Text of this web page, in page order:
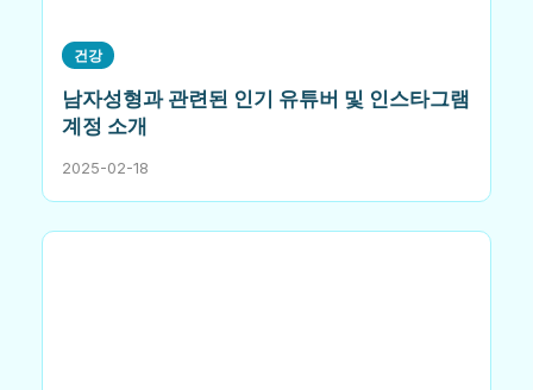
건강
남자성형과 관련된 인기 유튜버 및 인스타그램
계정 소개
2025-02-18